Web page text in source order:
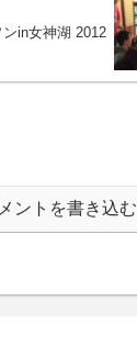
in女神湖 2012
ントを書き込む